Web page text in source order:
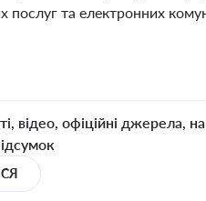
та електронних
відео, офіційні джерела,